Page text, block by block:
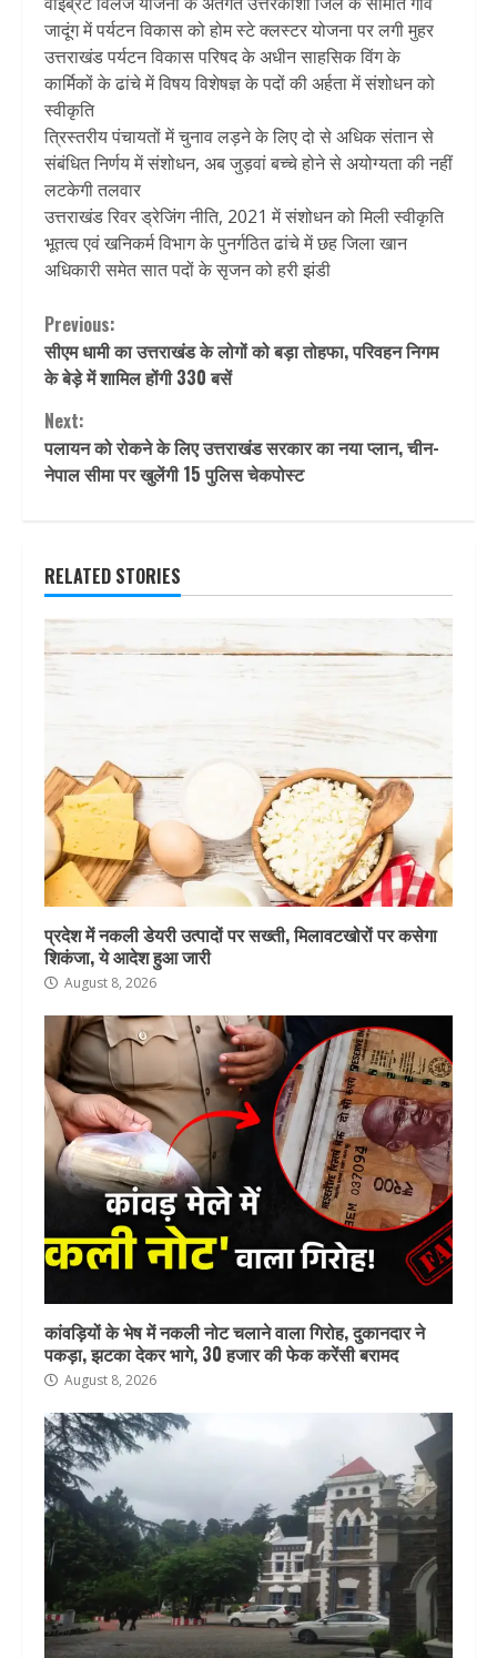
जादूंग में पर्यटन विकास को होम स्टे क्लस्टर योजना पर लगी मुहर
उत्तराखंड पर्यटन विकास परिषद के अधीन साहसिक विंग के
कार्मिकों के ढांचे में विषय विशेषज्ञ के पदों की अर्हता में संशोधन को
स्वीकृति
त्रिस्तरीय पंचायतों में चुनाव लड़ने के लिए दो से अधिक संतान से
संबंधित निर्णय में संशोधन, अब जुड़वां बच्चे होने से अयोग्यता की नहीं
लटकेगी तलवार
उत्तराखंड रिवर ड्रेजिंग नीति, 2021 में संशोधन को मिली स्वीकृति
भूतत्व एवं खनिकर्म विभाग के पुनर्गठित ढांचे में छह जिला खान
अधिकारी समेत सात पदों के सृजन को हरी झंडी
Continue
Reading
Previous:
सीएम धामी का उत्तराखंड के लोगों को बड़ा तोहफा, परिवहन निगम
के बेड़े में शामिल होंगी 330 बसें
Next:
पलायन को रोकने के लिए उत्तराखंड सरकार का नया प्लान, चीन-
नेपाल सीमा पर खुलेंगी 15 पुलिस चेकपोस्ट
RELATED STORIES
प्रदेश में नकली डेयरी उत्पादों पर सख्ती, मिलावटखोरों पर कसेगा
शिकंजा, ये आदेश हुआ जारी
August 8, 2026
कांवड़ियों के भेष में नकली नोट चलाने वाला गिरोह, दुकानदार ने
पकड़ा, झटका देकर भागे, 30 हजार की फेक करेंसी बरामद
August 8, 2026